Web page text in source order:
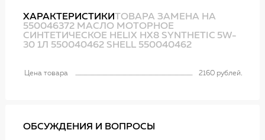
ХАРАКТЕРИСТИКИТОВАРА ЗАМЕНА НА
550046372 МАСЛО МОТОРНОЕ
СИНТЕТИЧЕСКОЕ HELIX HX8 SYNTHETIC 5W-
30 1Л 550040462 SHELL 550040462
Цена товара 2160 рублей
ОБСУЖДЕНИЯ И ВОПРОСЫ